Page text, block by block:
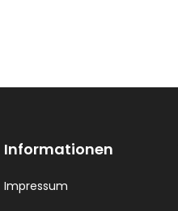
Informationen
Impressum